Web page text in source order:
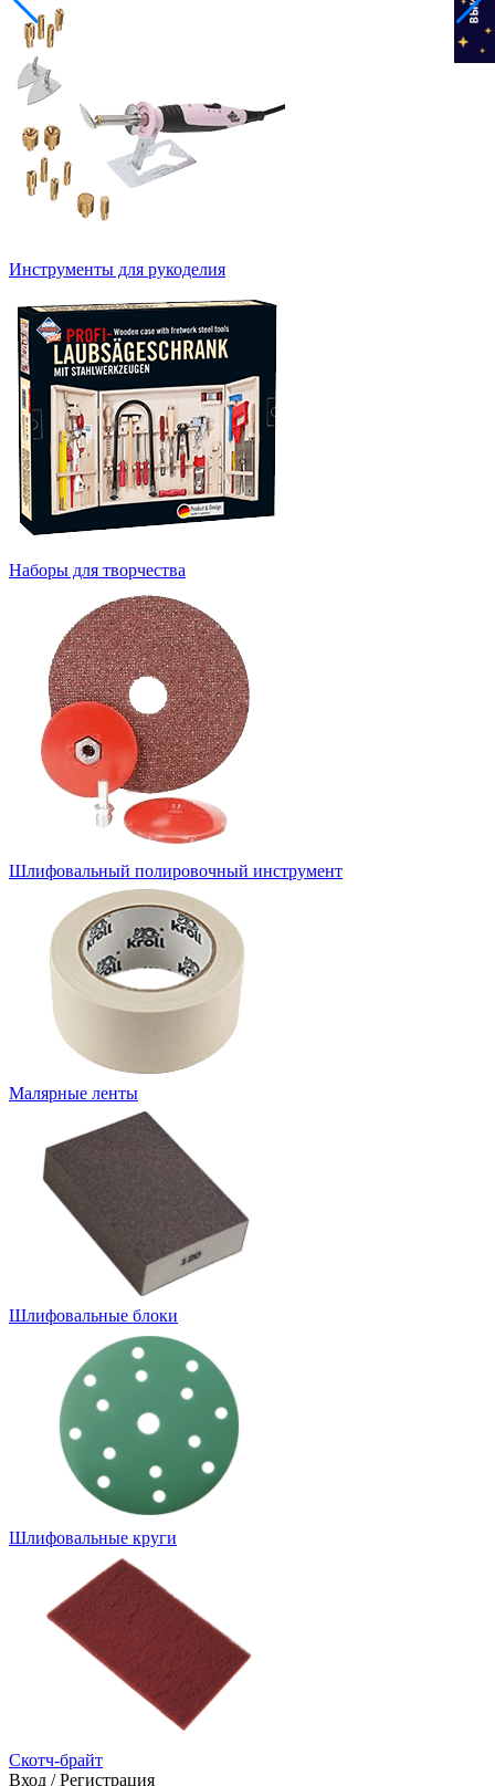
Инструменты для рукоделия
Наборы для творчества
Шлифовальный полировочный инструмент
Малярные ленты
Шлифовальные блоки
Шлифовальные круги
Скотч-брайт
Вход / Регистрация